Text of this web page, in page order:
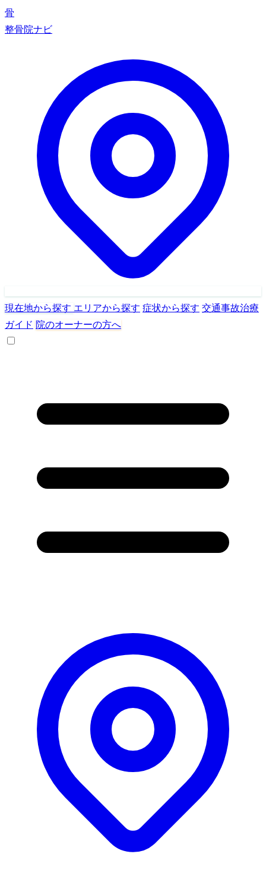
骨
整骨院ナビ
現在地から探す エリアから探す 症状から探す 交通事故治療
ガイド 院のオーナーの方へ